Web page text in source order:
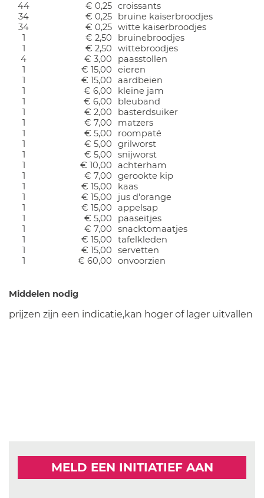
44
€ 0,25 croissants
34
€ 0,25
bruine kaiserbroodjes
34
€ 0,25 witte kaiserbroodjes
1
€ 2,50
bruinebroodjes
1
€ 2,50
wittebroodjes
4
€ 3,00
paasstollen
1
€ 15,00
eieren
1
€ 15,00
aardbeien
1
€ 6,00
kleine jam
1
€ 6,00
bleuband
1
€ 2,00
basterdsuiker
1
€ 7,00
matzers
1
€ 5,00
roompaté
1
€ 5,00
grilworst
1
€ 5,00
snijworst
1
€ 10,00
achterham
1
€ 7,00
gerookte kip
1
€ 15,00
kaas
1
€ 15,00
jus d'orange
1
€ 15,00
appelsap
1
€ 5,00
paaseitjes
1
€ 7,00
snacktomaatjes
1
€ 15,00
tafelkleden
1
€ 15,00
servetten
1
€ 60,00 onvoorzien
Middelen nodig
prijzen zijn een indicatie,kan hoger of lager uitvallen
MELD EEN INITIATIEF AAN